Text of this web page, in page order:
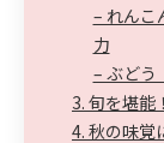
– れんこ
力
– ぶどう
3. 旬を堪能
4. 秋の味覚